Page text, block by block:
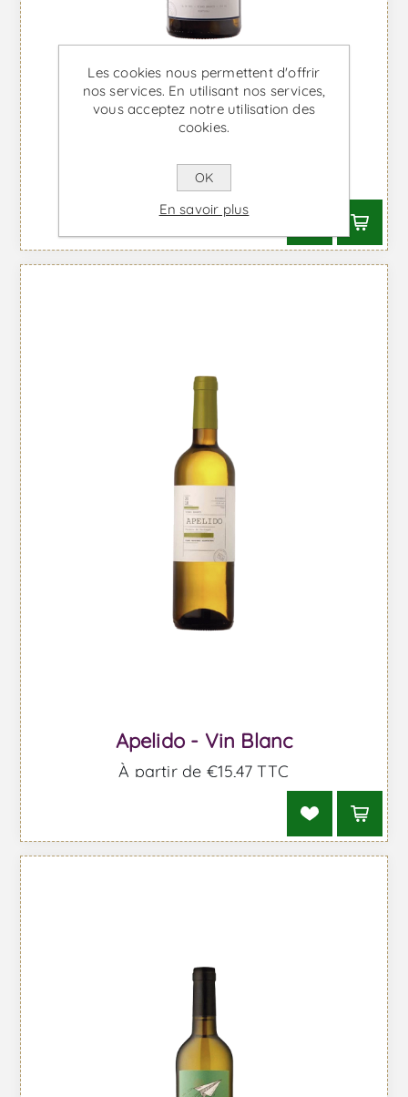
À partir de €36,23 TTC
Apelido - Vin Blanc
À partir de €15,47 TTC
Les cookies nous permettent d'offrir
nos services. En utilisant nos services,
vous acceptez notre utilisation des
cookies.
OK
En savoir plus